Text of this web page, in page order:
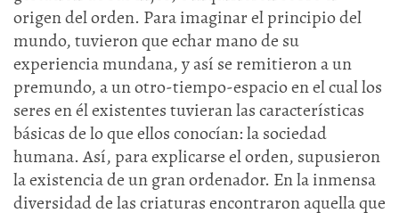
origen del orden. Para imaginar el principio del
mundo, tuvieron que echar mano de su
experiencia mundana, y así se remitieron a un
premundo, a un otro-tiempo-espacio en el cual los
seres en él existentes tuvieran las características
básicas de lo que ellos conocían: la sociedad
humana. Así, para explicarse el orden, supusieron
la existencia de un gran ordenador. En la inmensa
diversidad de las criaturas encontraron aquella que